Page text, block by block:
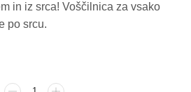
in iz srca! Voščilnica za vsako
po srcu.